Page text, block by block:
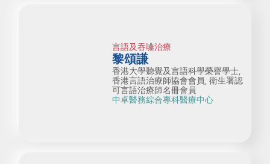
言語及吞嚥治療
黎頌謙
香港大學聽覺及言語科學榮譽學士,
香港言語治療師協會會員, 衛生署認
可言語治療師名冊會員
中卓醫務綜合專科醫療中心